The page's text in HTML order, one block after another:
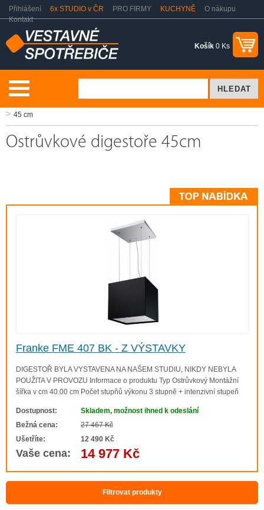
Přihlášení 6x STUDIO v ČR PRO FIRMY KUCHYNĚ
O nákupu
Kontakt
Košík 0 Ks
45 cm
Ostrůvkové digestoře 45cm
Franke FME 407 BK - Z VÝSTAVKY
DIGESTOŘ BYLA VYSTAVENA NA NAŠEM STUDIU, NIKDY NEBYLA
POUŽITA V PROVOZU Informace o produktu Typ Ostrůvkový Montážní
šířka v cm 40.00 cm Počet stupňů výkonu 3 stupně + intenzivní stupeň
420 m3/h Výkon dle DIN IEC 61591 ..
Dostupnost:
Skladem, možnost ihned k odeslání
Bežná cena:
27 467 Kč
Ušetříte:
12 490 Kč
Vaše cena: 14 977 Kč
Filtrovat produkty